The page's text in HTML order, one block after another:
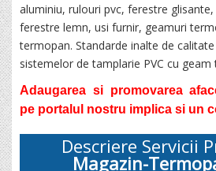
aluminiu, rulouri pvc, ferestre
ferestre lemn, usi furnir, geamuri
termopan. Standarde inalte de
sistemelor de tamplarie PVC cu geam
Adaugarea si promovarea
pe portalul nostru implica si un
Descriere Servicii
Magazin-